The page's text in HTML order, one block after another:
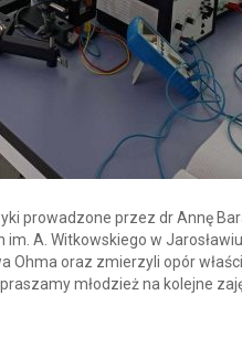
prowadzone przez dr Annę
A. Witkowskiego w
oraz zmierzyli opór
młodzież na kolejne